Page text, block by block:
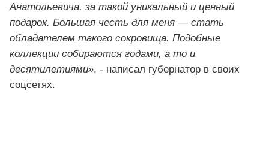
Анатольевича, за такой уникальный и ценный
подарок. Большая честь для меня — стать
обладателем такого сокровища. Подобные
коллекции собираются годами, а то и
десятилетиями», - написал губернатор в своих
соцсетях.